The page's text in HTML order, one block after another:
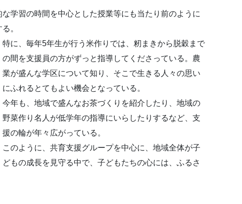
学習の時間を中心とした授業等にも当たり前のように
。
特に、毎年5年生が行う 米作りでは、籾まきから脱穀まで
の間を支援員の方がずっと指導してくださっている。農
業が盛んな学区について知り、そこで生きる人々の思い
にふれるとてもよい機会となっている。
今年も、地域で盛んなお茶づくりを紹介したり、地域の
野菜作り名人が低学年の指導にいらしたりするなど、支
援の輪が年々広がっている。
このように、共育支援グループを中心に、地域全体が子
どもの成長を見守る中で、子どもたちの心には、ふるさ